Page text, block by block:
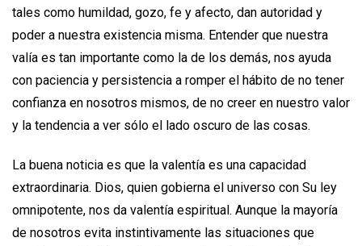
tales como humildad, gozo, fe y afecto, dan autoridad y
poder a nuestra existencia misma. Entender que nuestra
valía es tan importante como la de los demás, nos ayuda
con paciencia y persistencia a romper el hábito de no tener
confianza en nosotros mismos, de no creer en nuestro valor
y la tendencia a ver sólo el lado oscuro de las cosas.
La buena noticia es que la valentía es una capacidad
extraordinaria. Dios, quien gobierna el universo con Su ley
omnipotente, nos da valentía espiritual. Aunque la mayoría
de nosotros evita instintivamente las situaciones que